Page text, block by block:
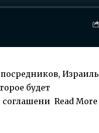
Израиль
будет
соглашени Read More